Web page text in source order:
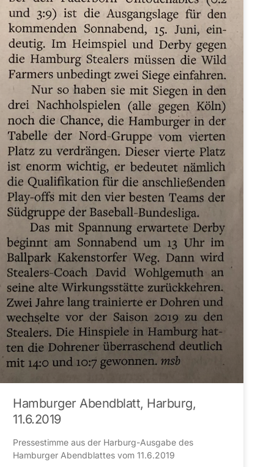
Hamburger Abendblatt, Harburg,
11.6.2019
Pressestimme aus der Harburg-Ausgabe des
Hamburger Abendblattes vom 11.6.2019